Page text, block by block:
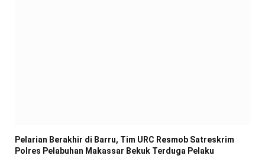
Pelarian Berakhir di Barru, Tim URC Resmob Satreskrim
Polres Pelabuhan Makassar Bekuk Terduga Pelaku